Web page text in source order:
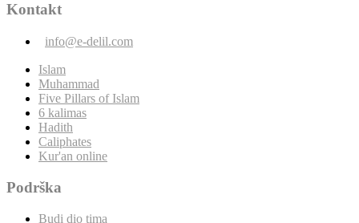
Kontakt
info@e-delil.com
Islam
Muhammad
Five Pillars of Islam
6 kalimas
Hadith
Caliphates
Kur'an online
Podrška
Budi dio tima